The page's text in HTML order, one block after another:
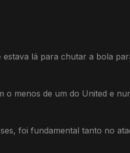
lá para chutar a bola
o menos de um do United e
foi fundamental tanto no